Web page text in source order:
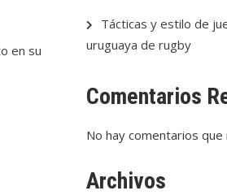
en su
Tácticas y estilo de
uruguaya de rugby
Comentarios
No hay comentarios
Archivos